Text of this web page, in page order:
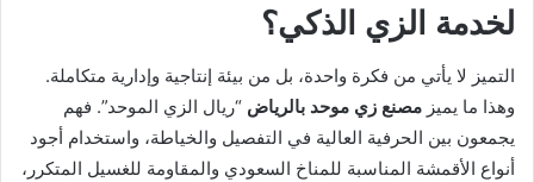
لخدمة الزي الذكي؟
التميز لا يأتي من فكرة واحدة، بل من بيئة إنتاجية وإدارية متكاملة.
وهذا ما يميز مصنع زي موحد بالرياض “ريال الزي الموحد”. فهم
يجمعون بين الحرفية العالية في التفصيل والخياطة، واستخدام أجود
أنواع الأقمشة المناسبة للمناخ السعودي والمقاومة للغسيل المتكرر،